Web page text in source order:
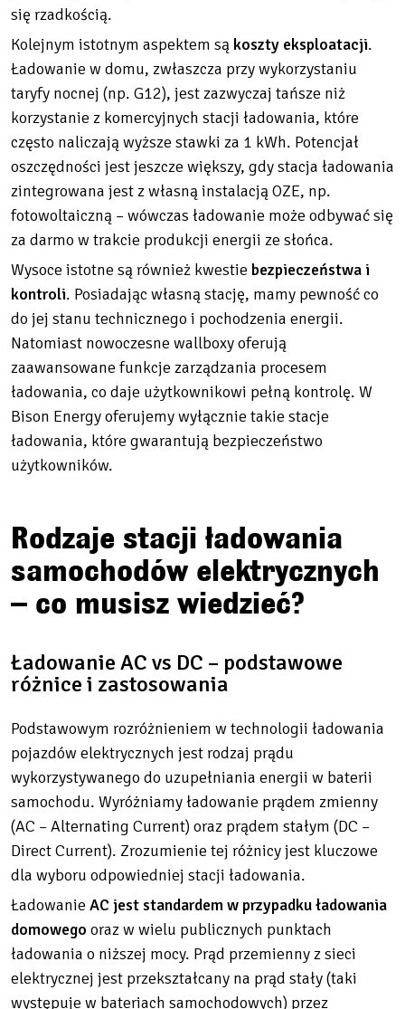
się rzadkością.
Kolejnym istotnym aspektem są koszty eksploatacji.
Ładowanie w domu, zwłaszcza przy wykorzystaniu
taryfy nocnej (np. G12), jest zazwyczaj tańsze niż
korzystanie z komercyjnych stacji ładowania, które
często naliczają wyższe stawki za 1 kWh. Potencjał
oszczędności jest jeszcze większy, gdy stacja ładowania
zintegrowana jest z własną instalacją OZE, np.
fotowoltaiczną – wówczas ładowanie może odbywać się
za darmo w trakcie produkcji energii ze słońca.
Wysoce istotne są również kwestie bezpieczeństwa i
kontroli. Posiadając własną stację, mamy pewność co
do jej stanu technicznego i pochodzenia energii.
Natomiast nowoczesne wallboxy oferują
zaawansowane funkcje zarządzania procesem
ładowania, co daje użytkownikowi pełną kontrolę. W
Bison Energy oferujemy wyłącznie takie stacje
ładowania, które gwarantują bezpieczeństwo
użytkowników.
Rodzaje stacji ładowania
samochodów elektrycznych
– co musisz wiedzieć?
Ładowanie AC vs DC – podstawowe
różnice i zastosowania
Podstawowym rozróżnieniem w technologii ładowania
pojazdów elektrycznych jest rodzaj prądu
wykorzystywanego do uzupełniania energii w baterii
samochodu. Wyróżniamy ładowanie prądem zmienny
(AC – Alternating Current) oraz prądem stałym (DC –
Direct Current). Zrozumienie tej różnicy jest kluczowe
dla wyboru odpowiedniej stacji ładowania.
Ładowanie AC jest standardem w przypadku ładowania
domowego oraz w wielu publicznych punktach
ładowania o niższej mocy. Prąd przemienny z sieci
elektrycznej jest przekształcany na prąd stały (taki
występuje w bateriach samochodowych) przez